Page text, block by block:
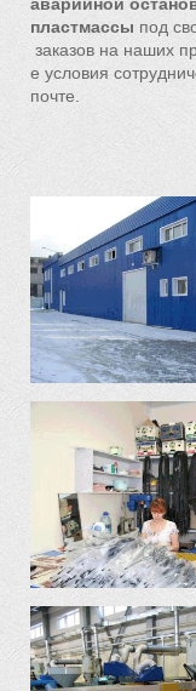
пластмассы под с
заказов на наших
е условия
почте.